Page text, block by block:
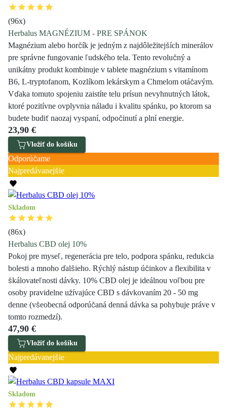
(96x)
Herbalus MAGNÉZIUM - PRE SPÁNOK
Magnézium alebo horčík je jedným z najdôležitejších minerálov
pre správne fungovanie ľudského tela. Tento revolučný a
unikátny produkt kombinuje v tablete magnézium s vitamínom
B6, L-tryptofanom, Kozlíkom lekárskym a Chmelom otáčavým.
Vďaka tomuto spojeniu zaistíte telu prísun nevyhnutných látok,
ktoré pozitívne ovplyvnia náladu i kvalitu spánku, po ktorom sa
budete budiť naozaj vyspaní, odpočinutí a plní energie.
23,90 €
Vložiť do košíku
Odporúčame
Najpredávanejšie
Skladom
(86x)
Herbalus CBD olej 10%
Pokoj pre myseľ, regenerácia pre telo, podpora spánku, redukcia
bolesti a mnoho ďalšieho. Rýchlý nástup účinkov a flexibilita v
škálovateľnosti dávky. 10% CBD olej je ideálnou voľbou pre
osoby pravidelne užívajúce CBD s dávkovaním 20 - 50 mg
denne (všeobecná odporúčaná denná dávka sa pohybuje práve v
tomto rozmedzí).
47,90 €
Vložiť do košíku
Najpredávanejšie
Skladom